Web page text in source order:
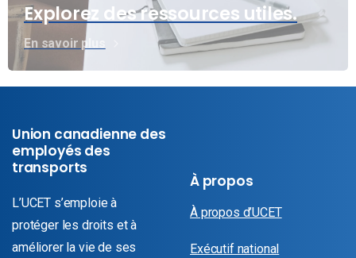
Explorez des ressources utiles.
En savoir plus
Union canadienne des
employés des
transports
L’UCET s’emploie à
protéger les droits et à
améliorer la vie de ses
À propos
À propos d’UCET
Exécutif national